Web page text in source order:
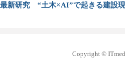
新研究 “土木×AI”で起きる建設
Copyright ©